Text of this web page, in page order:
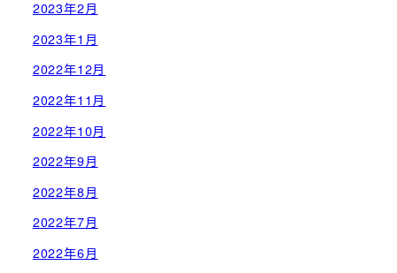
2023年2月
2023年1月
2022年12月
2022年11月
2022年10月
2022年9月
2022年8月
2022年7月
2022年6月